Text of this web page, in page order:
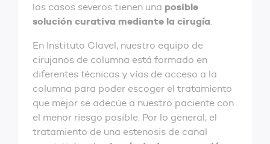
los casos severos tienen una posible
solución curativa mediante la cirugía.
En Instituto Clavel, nuestro equipo de
cirujanos de columna está formado en
diferentes técnicas y vías de acceso a la
columna para poder escoger el tratamiento
que mejor se adecúe a nuestro paciente con
el menor riesgo posible. Por lo general, el
tratamiento de una estenosis de canal